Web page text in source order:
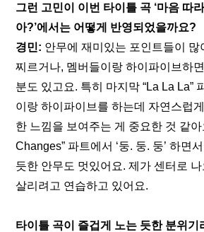
그런 고민이 이번 타이틀 곡 ‘마음 따
아?’에서는 어떻게 반영되었을까요?
경민: 안무에 재미있는 포인트들이 많
찌르거나, 멤버들이랑 하이파이브하
분도 있고요. 특히 마지막 “La La La”
이랑 하이파이브를 하는데 자연스럽
한 느낌을 보여주는 게 중요한 것 같아
Changes” 파트에서 ‘둥. 둥. 둥’ 하면
듯한 안무도 멋있어요. 제가 센터로
살리려고 연습하고 있어요.
타이틀 곡이 즐겁게 노는 듯한 분위